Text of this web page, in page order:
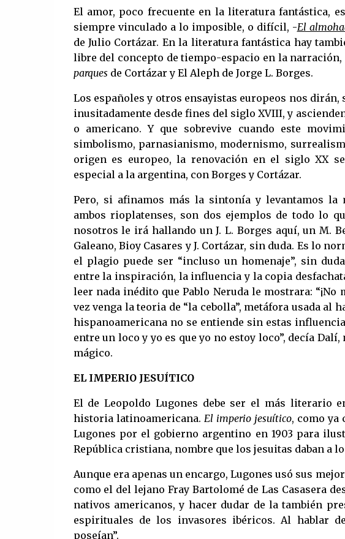
El amor, poco frecuente en la literatura fantástica,
siempre vinculado a lo imposible, o difícil, -El
de Julio Cortázar. En la literatura fantástica hay
libre del concepto de tiempo-espacio en la narración,
parques de Cortázar y El Aleph de Jorge L. Borges.
Los españoles y otros ensayistas europeos nos
inusitadamente desde fines del siglo XVIII, y
o americano. Y que sobrevive cuando este
simbolismo, parnasianismo, modernismo,
origen es europeo, la renovación en el siglo XX
especial a la argentina, con Borges y Cortázar.
Pero, si afinamos más la sintonía y levantamos la
ambos rioplatenses, son dos ejemplos de todo lo
nosotros le irá hallando un J. L. Borges aquí, un M.
Galeano, Bioy Casares y J. Cortázar, sin duda. Es lo
el plagio puede ser “incluso un homenaje”, sin
entre la inspiración, la influencia y la copia
leer nada inédito que Pablo Neruda le mostrara:
vez venga la teoria de “la cebolla”, metáfora usada
hispanoamericana no se entiende sin estas
entre un loco y yo es que yo no estoy loco”, decía
mágico.
EL IMPERIO JESUÍTICO
El de Leopoldo Lugones debe ser el más literario
historia latinoamericana. El imperio jesuítico, como ya
Lugones por el gobierno argentino en 1903 para
República cristiana, nombre que los jesuitas daban a
Aunque era apenas un encargo, Lugones usó sus
como el del lejano Fray Bartolomé de Las Casasera
nativos americanos, y hacer dudar de la también
espirituales de los invasores ibéricos. Al hablar
poseían”.